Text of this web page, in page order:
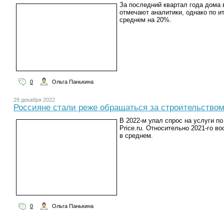
За последний квартал года дома
отмечают аналитики, однако по
среднем на 20%.
0 Ольга Панькина
29 декабря 2022
Россияне стали реже обращаться за
В 2022-м упал спрос на услуги
Price.ru. Относительно 2021-го
в среднем.
0 Ольга Панькина